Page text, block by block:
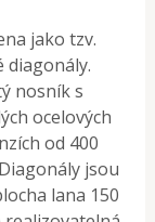
jako tzv.
diagonály.
nosník s
ocelových
od 400
jsou
lana 150